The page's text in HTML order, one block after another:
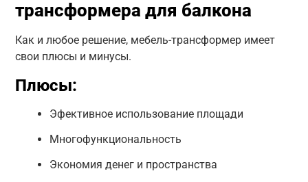
трансформера для балкона
Как и любое решение, мебель-трансформер имеет
свои плюсы и минусы.
Плюсы:
Эфективное использование площади
Многофункциональность
Экономия денег и пространства